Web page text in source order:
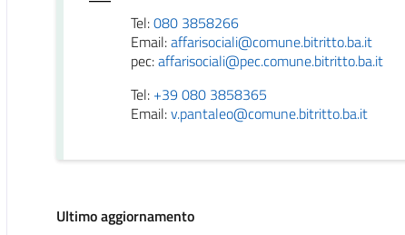
Tel:080 3858266
Email:affarisociali@comune.bitritto.ba.it
pec:affarisociali@pec.comune.bitritto.ba.it
Tel: +39 080 3858365
Email:v.pantaleo@comune.bitritto.ba.it
Ultimo aggiornamento